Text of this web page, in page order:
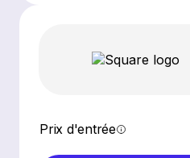
Prix d'entrée